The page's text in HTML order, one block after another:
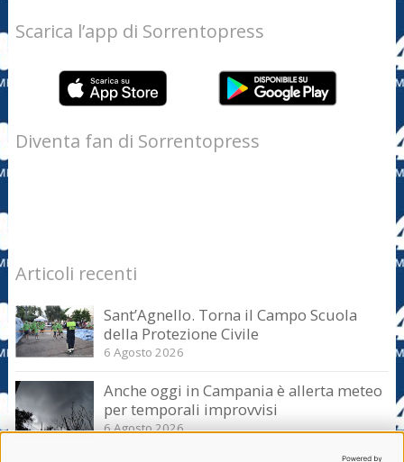
Scarica l’app di Sorrentopress
Diventa fan di Sorrentopress
Articoli recenti
Sant’Agnello. Torna il Campo Scuola
della Protezione Civile
6 Agosto 2026
Anche oggi in Campania è allerta meteo
per temporali improvvisi
6 Agosto 2026